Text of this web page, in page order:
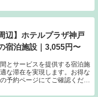
辺】ホテルプラザ神戸
宿泊施設｜3,055円〜
とサービスを提供する宿泊施
な滞在を実現します。お得な
予約ページにてご確認くださ